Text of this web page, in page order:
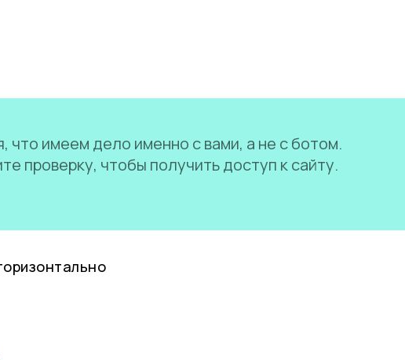
что имеем дело именно с вами, а не с ботом.
проверку, чтобы получить доступ к сайту.